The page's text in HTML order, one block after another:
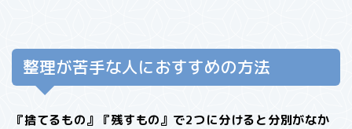
整理が苦手な人におすすめの方法
『捨てるもの』『残すもの』で2つに分けると分別がなか